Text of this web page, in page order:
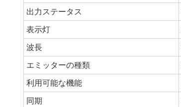
出力ステータス
表示灯
波長
エミッターの種類
利用可能な機能
同期